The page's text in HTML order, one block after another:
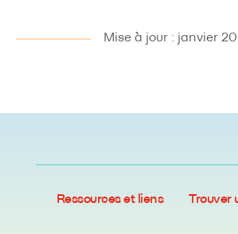
Mise à jour : janvier
Ressources et liens Trouver